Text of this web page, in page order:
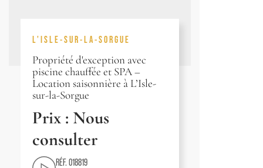
L'ISLE-SUR-LA-SORGUE
Propriété d'exception avec
piscine chauffée et SPA –
Location saisonnière à L’Isle-
sur-la-Sorgue
Prix : Nous
consulter
RÉF. 018819